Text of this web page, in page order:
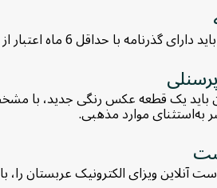
6 ماه اعتبار از تاریخ ورود به عربستان سعودی بوده یا گذرنامه‌اش مطابق قوانین دوجانبه باشد.
موارد مذهبی.
آنلاین ویزای الکترونیک عربستان